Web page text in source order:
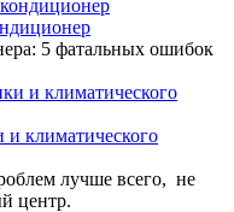
5 фатальных ошибок
климатического
лучше всего, не
центр.